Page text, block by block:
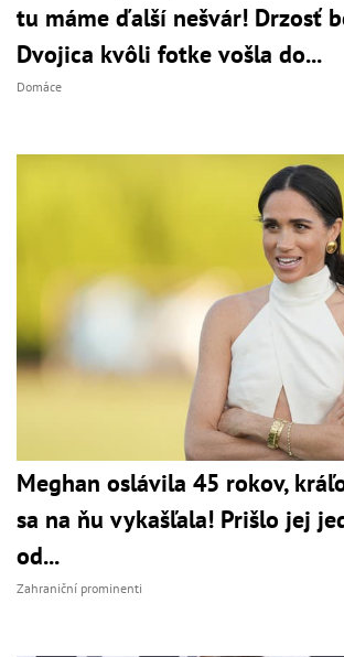
tu máme ďalší nešvár! Drzosť
Dvojica kvôli fotke vošla do...
Domáce
Meghan oslávila 45 rokov,
sa na ňu vykašľala! Prišlo jej
od...
Zahraniční prominenti